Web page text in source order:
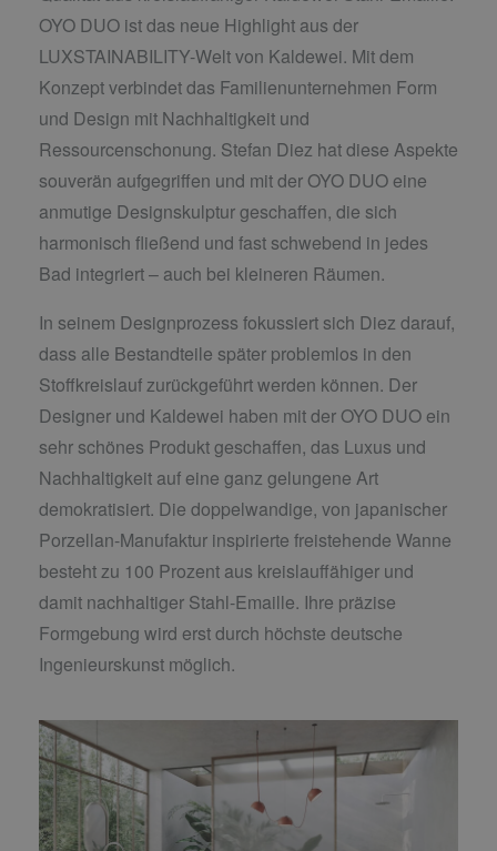
OYO DUO ist das neue Highlight aus der
LUXSTAINABILITY-Welt von Kaldewei. Mit dem
Konzept verbindet das Familienunternehmen Form
und Design mit Nachhaltigkeit und
Ressourcenschonung. Stefan Diez hat diese Aspekte
souverän aufgegriffen und mit der OYO DUO eine
anmutige Designskulptur geschaffen, die sich
harmonisch fließend und fast schwebend in jedes
Bad integriert – auch bei kleineren Räumen.
In seinem Designprozess fokussiert sich Diez darauf,
dass alle Bestandteile später problemlos in den
Stoffkreislauf zurückgeführt werden können. Der
Designer und Kaldewei haben mit der OYO DUO ein
sehr schönes Produkt geschaffen, das Luxus und
Nachhaltigkeit auf eine ganz gelungene Art
demokratisiert. Die doppelwandige, von japanischer
Porzellan-Manufaktur inspirierte freistehende Wanne
besteht zu 100 Prozent aus kreislauffähiger und
damit nachhaltiger Stahl-Emaille. Ihre präzise
Formgebung wird erst durch höchste deutsche
Ingenieurskunst möglich.